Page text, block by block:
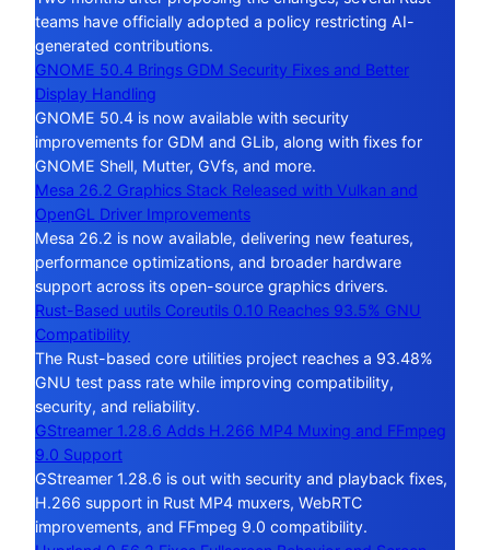
teams have officially adopted a policy restricting AI-
generated contributions.
GNOME 50.4 Brings GDM Security Fixes and Better
Display Handling
GNOME 50.4 is now available with security
improvements for GDM and GLib, along with fixes for
GNOME Shell, Mutter, GVfs, and more.
Mesa 26.2 Graphics Stack Released with Vulkan and
OpenGL Driver Improvements
Mesa 26.2 is now available, delivering new features,
performance optimizations, and broader hardware
support across its open-source graphics drivers.
Rust-Based uutils Coreutils 0.10 Reaches 93.5% GNU
Compatibility
The Rust-based core utilities project reaches a 93.48%
GNU test pass rate while improving compatibility,
security, and reliability.
GStreamer 1.28.6 Adds H.266 MP4 Muxing and FFmpeg
9.0 Support
GStreamer 1.28.6 is out with security and playback fixes,
H.266 support in Rust MP4 muxers, WebRTC
improvements, and FFmpeg 9.0 compatibility.